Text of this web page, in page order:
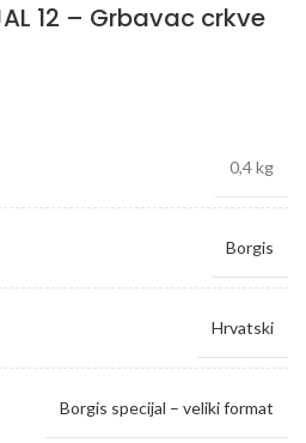
12 – Grbavac crkve
0,4 kg
Borgis
Hrvatski
Borgis specijal – veliki format